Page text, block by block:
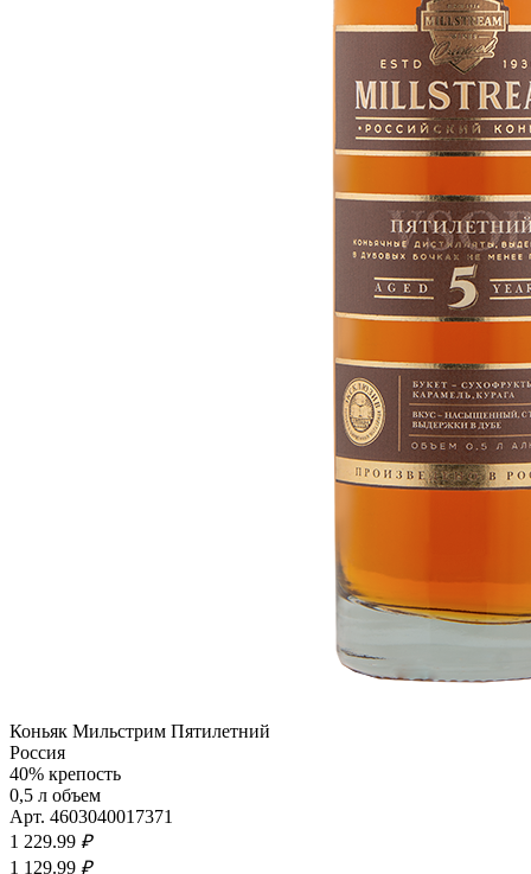
Коньяк Мильстрим Пятилетний
Россия
40% крепость
0,5 л объем
Арт. 4603040017371
1 229.99 ₽
1 129.99 ₽